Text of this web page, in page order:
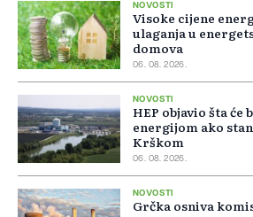
NOVOSTI
Visoke cijene
ulaganja u
domova
06. 08. 2026.
NOVOSTI
HEP objavio šta
energijom ako
Krškom
06. 08. 2026.
NOVOSTI
Grčka osniva